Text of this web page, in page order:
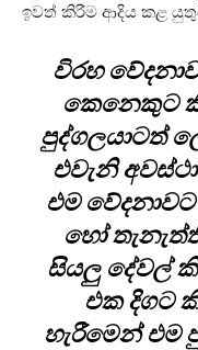
ඉවත් කිරීම ආදිය කළ
විරහ
කෙනෙකුට
පුද්ගලයාටත්
එවැනි
එම
හෝ
සියලු දේවල්
එක දිගට
හැරීමෙන් එම